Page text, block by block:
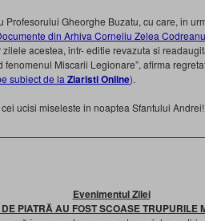
Profesorului Gheorghe Buzatu, cu care, in
din Arhiva Corneliu Zelea
acestea, intr- editie revazuta si
Miscarii Legionare”, afirma
subiect de la Ziaristi Online).
ucisi miseleste in noaptea Sfantului Andrei!
Evenimentul Zilei
PIATRĂ AU FOST SCOASE TRUPURILE